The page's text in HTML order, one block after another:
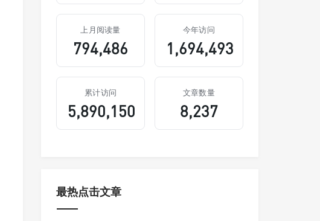
上月阅读量
794,486
今年访问
1,694,493
累计访问
5,890,150
文章数量
8,237
最热点击文章